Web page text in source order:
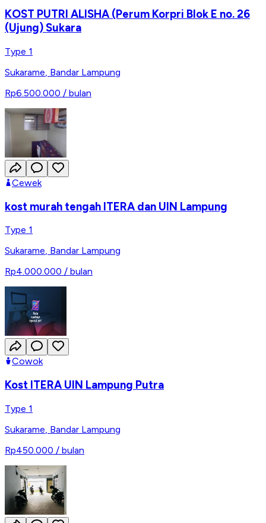
KOST PUTRI ALISHA (Perum Korpri Blok E no. 26
(Ujung) Sukara
Type 1
Sukarame, Bandar Lampung
Rp6.500.000 / bulan
Cewek
kost murah tengah ITERA dan UIN Lampung
Type 1
Sukarame, Bandar Lampung
Rp4.000.000 / bulan
Cowok
Kost ITERA UIN Lampung Putra
Type 1
Sukarame, Bandar Lampung
Rp450.000 / bulan